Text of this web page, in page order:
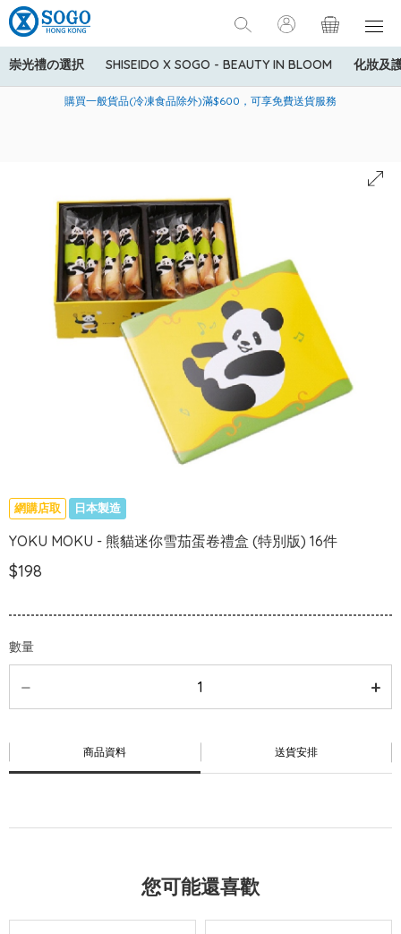
崇光禮の選択 SHISEIDO X SOGO - BEAUTY IN BLOOM 化妝及
美國運通Explorer®信用卡會員購物禮遇：高達5%簽賬回贈！
購買一般貨品(冷凍食品除外)滿$600，可享免費送貨服務
寄送中國內地服務只適用於指定商品，若訂單金額少於HK$600(折
網購店取 日本製造
YOKU MOKU - 熊貓迷你雪茄蛋卷禮盒 (特別版) 16件
$198
數量
商品資料 送貨安排
您可能還喜歡